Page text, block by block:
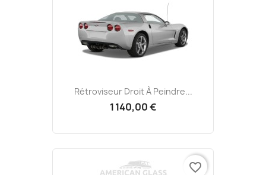
Rétroviseur Droit À Peindre...
1 140,00 €
favorite_border